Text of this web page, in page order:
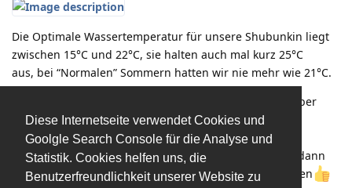
Diese Internetseite verwendet Cookies und
Goolgle Search Console für die Analyse und
Statistik. Cookies helfen uns, die
Benutzerfreundlichkeit unserer Website zu
Die Optimale Wassertemperatur für unsere Shubunkin liegt
zwischen 15°C und 22°C, sie halten auch mal kurz 25°C
aus, bei “Normalen” Sommern hatten wir nie mehr wie 21°C.
Heute bin ich etwas Vorsichtiger, nicht das doch mal über
22°C anliegen, also darum hat der Teich jetzt das
Warnsystem,
auch Fische sind Lebewesen und wenn ich die “halte” dann
soll es denen auch gut gehen und sie sollen “alt” werden